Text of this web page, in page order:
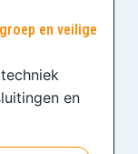
en veilige
en